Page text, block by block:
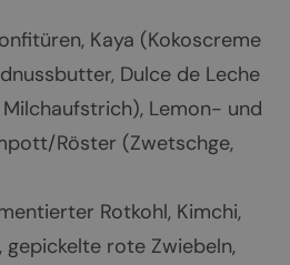
Kaya (Kokoscreme
Dulce de Leche
Lemon- und
Röster (Zwetschge,
Rotkohl, Kimchi,
gepickelte rote Zwiebeln,